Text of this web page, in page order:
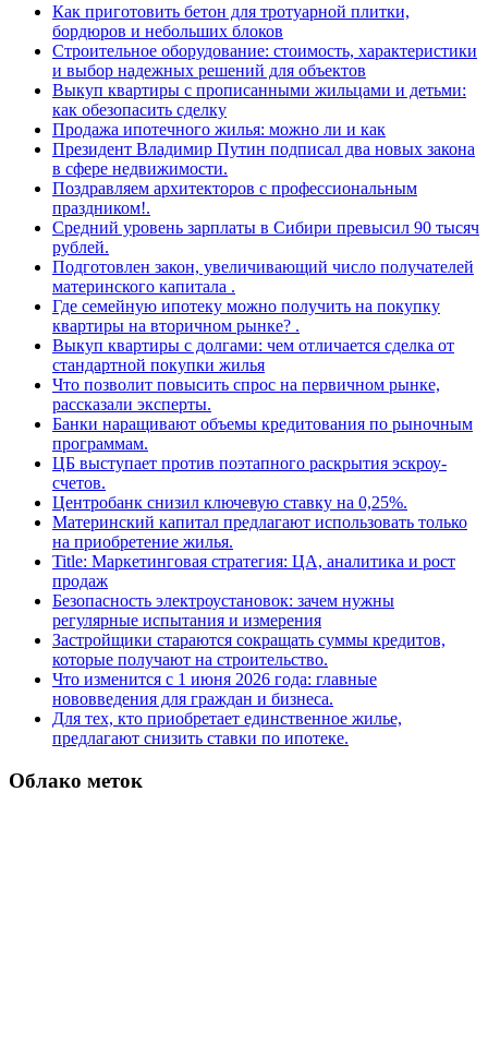
Как приготовить бетон для тротуарной плитки,
бордюров и небольших блоков
Строительное оборудование: стоимость, характеристики
и выбор надежных решений для объектов
Выкуп квартиры с прописанными жильцами и детьми:
как обезопасить сделку
Продажа ипотечного жилья: можно ли и как
Президент Владимир Путин подписал два новых закона
в сфере недвижимости.
Поздравляем архитекторов с профессиональным
праздником!.
Средний уровень зарплаты в Сибири превысил 90 тысяч
рублей.
Подготовлен закон, увеличивающий число получателей
материнского капитала .
Где семейную ипотеку можно получить на покупку
квартиры на вторичном рынке? .
Выкуп квартиры с долгами: чем отличается сделка от
стандартной покупки жилья
Что позволит повысить спрос на первичном рынке,
рассказали эксперты.
Банки наращивают объемы кредитования по рыночным
программам.
ЦБ выступает против поэтапного раскрытия эскроу-
счетов.
Центробанк снизил ключевую ставку на 0,25%.
Материнский капитал предлагают использовать только
на приобретение жилья.
Title: Маркетинговая стратегия: ЦА, аналитика и рост
продаж
Безопасность электроустановок: зачем нужны
регулярные испытания и измерения
Застройщики стараются сокращать суммы кредитов,
которые получают на строительство.
Что изменится с 1 июня 2026 года: главные
нововведения для граждан и бизнеса.
Для тех, кто приобретает единственное жилье,
предлагают снизить ставки по ипотеке.
Облако меток